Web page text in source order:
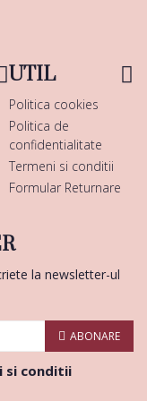
UTIL
Politica cookies
Politica de
confidentialitate
Termeni si conditii
Formular Returnare
la newsletter-ul
ABONARE
si conditii